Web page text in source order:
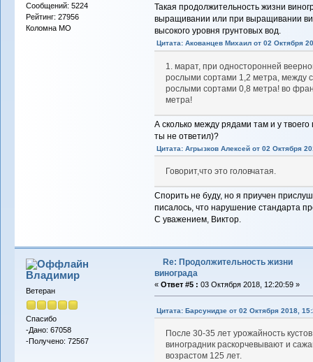
Сообщений: 5224
Рейтинг: 27956
Коломна МО
Такая продолжительность жизни
выращивании или при выращивании
высокого уровня грунтовых вод.
Цитата: Акованцев Михаил от 02 Октября
1. марат, при односторонней
рослыми сортами 1,2 метра, между
рослыми сортами 0,8 метра! во
метра!
А сколько между рядами там и у
ты не ответил)?
Цитата: Агрызков Алексей от 02 Октября
Говорит,что это головчатая.
Спорить не буду, но я приучен
писалось, что нарушение стандарта
С уважением, Виктор.
Владимиp
Ветеран
Спасибо
-Дано: 67058
-Получено: 72567
Re: Продолжительность жизни
винограда
« Ответ #5 : 03 Октября 2018, 12:20:59 »
Цитата: Барсунидзе от 02 Октября 2018,
После 30-35 лет урожайность
виноградник раскорчевывают и
возрастом 125 лет.